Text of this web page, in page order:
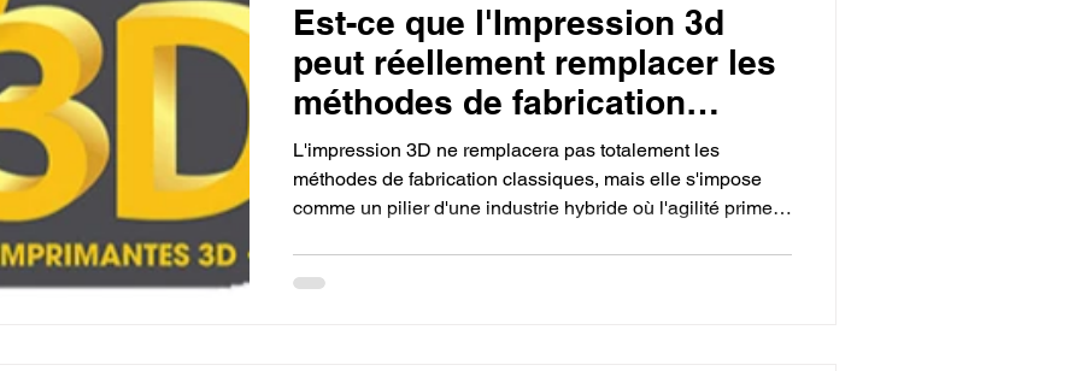
l'impression 3D CPF impression 3D à la demande Formation 3D en ligne.
une piece en 3D Filament PETG
SNAPMAKER
Est-ce que l'Impression 3d
peut réellement remplacer les
méthodes de fabrication
classiques ?
L'impression 3D ne remplacera pas totalement les
méthodes de fabrication classiques, mais elle s'impose
comme un pilier d'une industrie hybride où l'agilité prime
séries grâce à des coûts unitaires imbattables, la